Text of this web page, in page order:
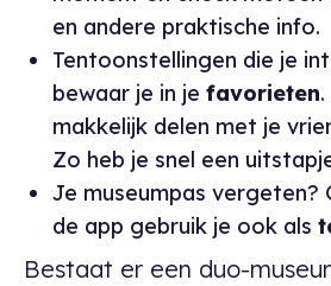
en andere praktische info.
Tentoonstellingen die je
bewaar je in je favorieten
makkelijk delen met je
Zo heb je snel een
Je museumpas vergeten?
de app gebruik je ook als
Bestaat er een duo-